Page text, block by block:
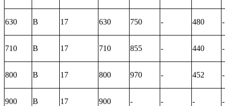
630 В 17 630 750 - 480 -
710 В 17 710 855 - 440 -
800 В 17 800 970 - 452 -
900 В 17 900 - - - -